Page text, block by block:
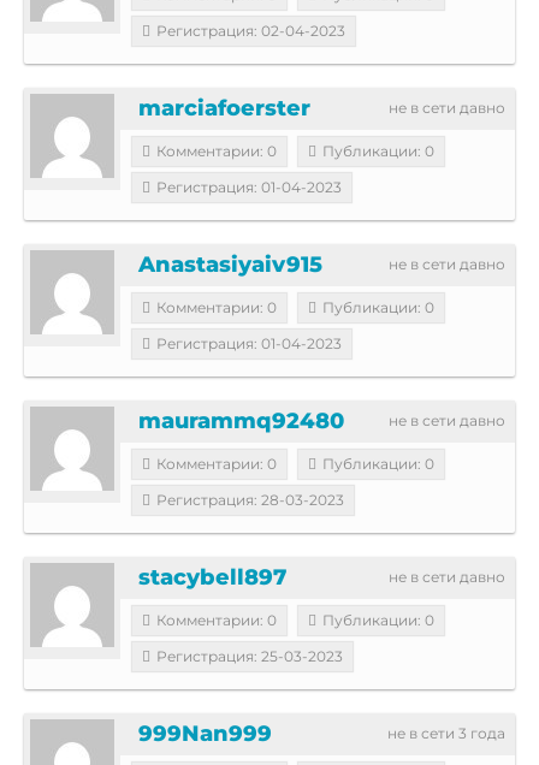
Регистрация: 02-04-2023
не в сети давно
marciafoerster
Комментарии: 0
Публикации: 0
Регистрация: 01-04-2023
не в сети давно
Anastasiyaiv915
Комментарии: 0
Публикации: 0
Регистрация: 01-04-2023
не в сети давно
maurammq92480
Комментарии: 0
Публикации: 0
Регистрация: 28-03-2023
не в сети давно
stacybell897
Комментарии: 0
Публикации: 0
Регистрация: 25-03-2023
не в сети 3 года
999Nan999